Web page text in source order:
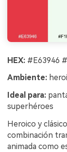
HEX: #E63946
Ambiente:
Ideal para:
superhéroes
Heroico y
combinación
animada como